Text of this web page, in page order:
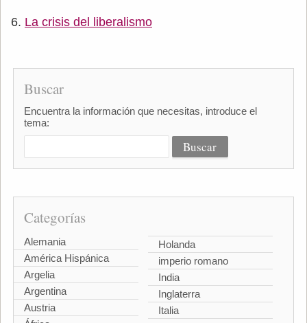
La crisis del liberalismo
Buscar
Encuentra la información que necesitas, introduce el
tema:
Categorías
Alemania
América Hispánica
Argelia
Argentina
Austria
Holanda
imperio romano
India
Inglaterra
Italia